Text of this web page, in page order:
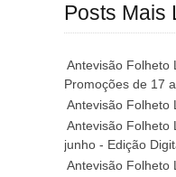
Posts Mais
Antevisão Folheto
Promoções de 17
Antevisão Folheto
Antevisão Folheto
junho - Edição
Antevisão Folheto